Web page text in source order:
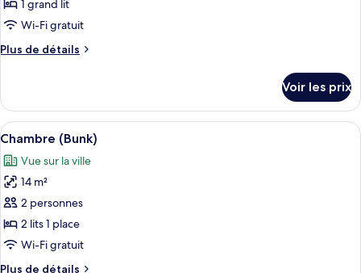
Terrace
Terrace
photos
pour
ce
chambre :
Queen
Room
-
Terrace
1 grand lit
Wi-Fi gratuit
Plus de détails
Plus
le
type
de
Queen
Room
Terrace
Voir les prix
Afficher
toutes
les
photos
pour
ce
type
Literie de qualité supérieure, couette
11
Chambre (Bunk)
Vue sur la ville
14 m²
2 personnes
2 lits 1 place
Wi-Fi gratuit
Plus de détails
Plus